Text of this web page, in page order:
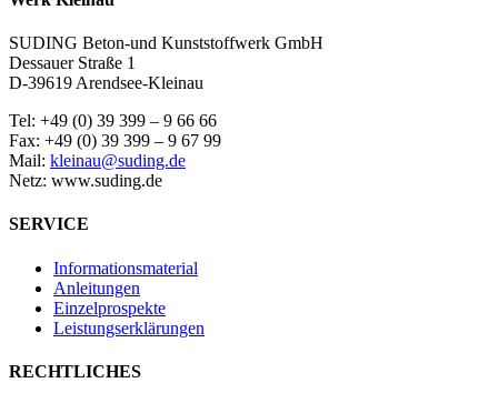
SUDING Beton-und Kunststoffwerk GmbH
Dessauer Straße 1
D-39619 Arendsee-Kleinau
Tel: +49 (0) 39 399 – 9 66 66
Fax: +49 (0) 39 399 – 9 67 99
Mail: kleinau@suding.de
Netz: www.suding.de
SERVICE
Informationsmaterial
Anleitungen
Einzelprospekte
Leistungserklärungen
RECHTLICHES